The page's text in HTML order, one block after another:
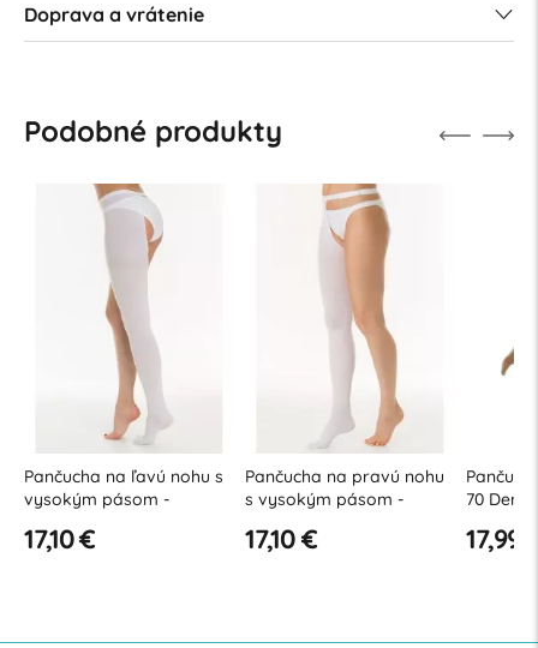
Doprava a vrátenie
Podobné produkty
Pančucha na ľavú nohu s
vysokým pásom -
mmHg)
17,10 €
Pančucha na pravú nohu
s vysokým pásom -
mmHg)
17,10 €
70 Den
17,99